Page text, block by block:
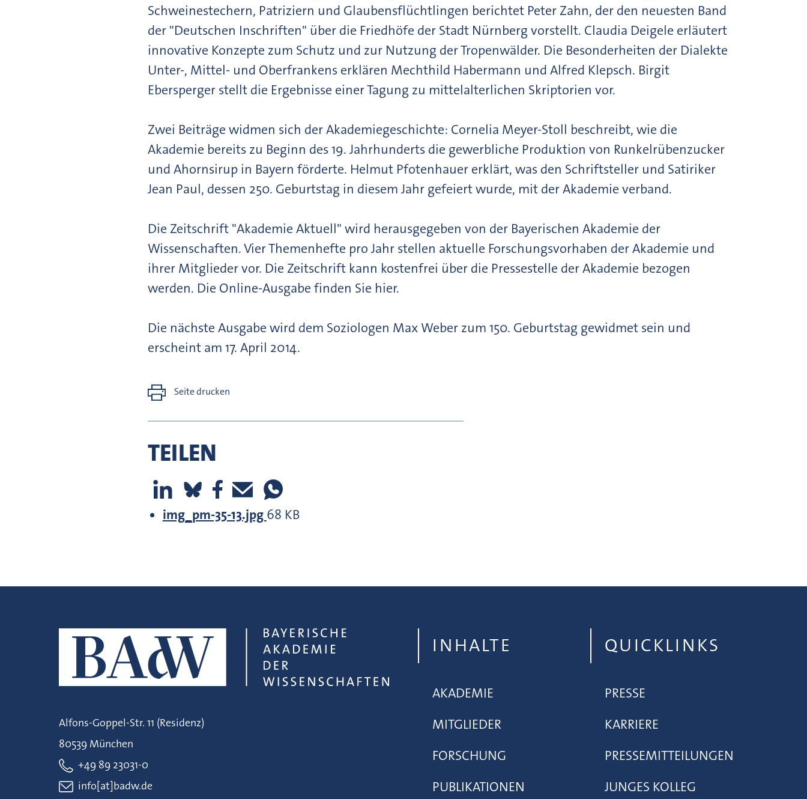
Schweinestechern, Patriziern und Glaubensflüchtlingen berichtet Peter Zahn, der den neuesten Band
der "Deutschen Inschriften" über die Friedhöfe der Stadt Nürnberg vorstellt. Claudia Deigele erläutert
innovative Konzepte zum Schutz und zur Nutzung der Tropenwälder. Die Besonderheiten der Dialekte
Unter-, Mittel- und Oberfrankens erklären Mechthild Habermann und Alfred Klepsch. Birgit
Ebersperger stellt die Ergebnisse einer Tagung zu mittelalterlichen Skriptorien vor.
Zwei Beiträge widmen sich der Akademiegeschichte: Cornelia Meyer-Stoll beschreibt, wie die
Akademie bereits zu Beginn des 19. Jahrhunderts die gewerbliche Produktion von Runkelrübenzucker
und Ahornsirup in Bayern förderte. Helmut Pfotenhauer erklärt, was den Schriftsteller und Satiriker
Jean Paul, dessen 250. Geburtstag in diesem Jahr gefeiert wurde, mit der Akademie verband.
Die Zeitschrift "Akademie Aktuell" wird herausgegeben von der Bayerischen Akademie der
Wissenschaften. Vier Themenhefte pro Jahr stellen aktuelle Forschungsvorhaben der Akademie und
ihrer Mitglieder vor. Die Zeitschrift kann kostenfrei über die Pressestelle der Akademie bezogen
werden. Die Online-Ausgabe finden Sie hier.
Die nächste Ausgabe wird dem Soziologen Max Weber zum 150. Geburtstag gewidmet sein und
erscheint am 17. April 2014.
Seite drucken
TEILEN
img_pm-35-13.jpg 68 KB
Alfons-Goppel-Str. 11 (Residenz)
80539 München
+49 89 23031-0
info[at]badw.de
INHALTE
AKADEMIE
MITGLIEDER
FORSCHUNG
PUBLIKATIONEN
QUICKLINKS
PRESSE
KARRIERE
PRESSEMITTEILUNGEN
JUNGES KOLLEG